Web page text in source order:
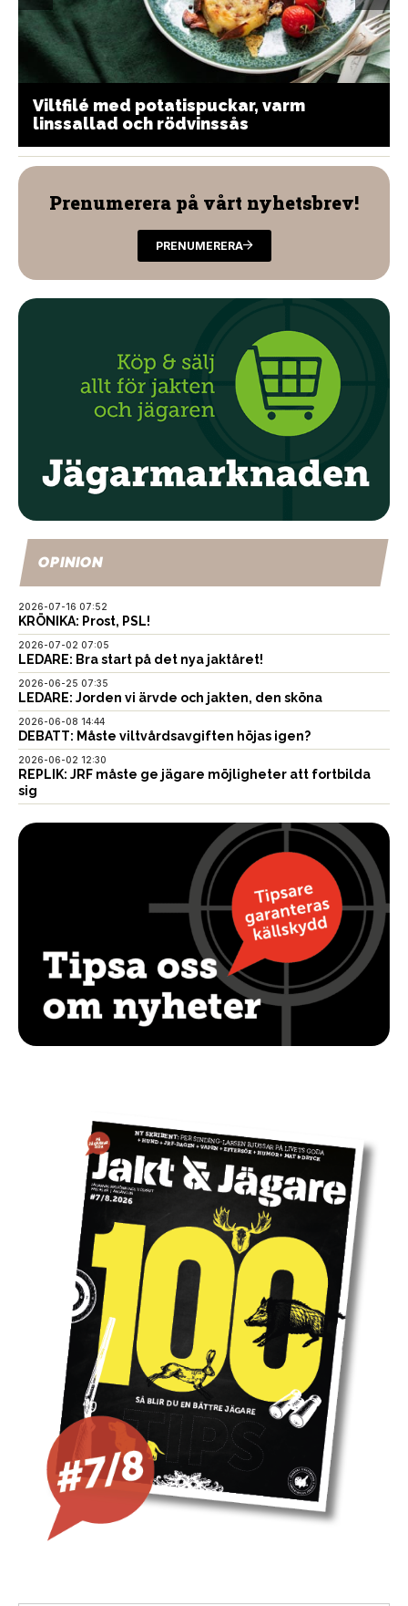
Viltfilé med potatispuckar, varm
linssallad och rödvinssås
Prenumerera på vårt nyhetsbrev!
PRENUMERERA
OPINION
2026-07-16 07:52
KRÖNIKA: Prost, PSL!
2026-07-02 07:05
LEDARE: Bra start på det nya jaktåret!
2026-06-25 07:35
LEDARE: Jorden vi ärvde och jakten, den sköna
2026-06-08 14:44
DEBATT: Måste viltvårdsavgiften höjas igen?
2026-06-02 12:30
REPLIK: JRF måste ge jägare möjligheter att fortbilda
sig